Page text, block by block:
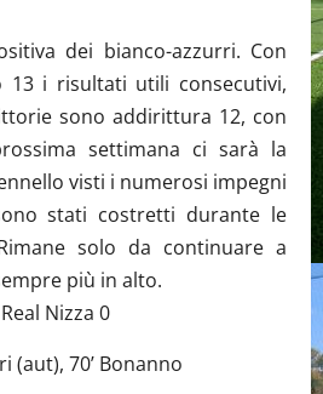
dei bianco-azzurri. Con
13 i risultati utili consecutivi,
sono addirittura 12, con
settimana ci sarà la
visti i numerosi impegni
stati costretti durante le
solo da continuare a
più in alto.
Nizza 0
(aut), 70’ Bonanno